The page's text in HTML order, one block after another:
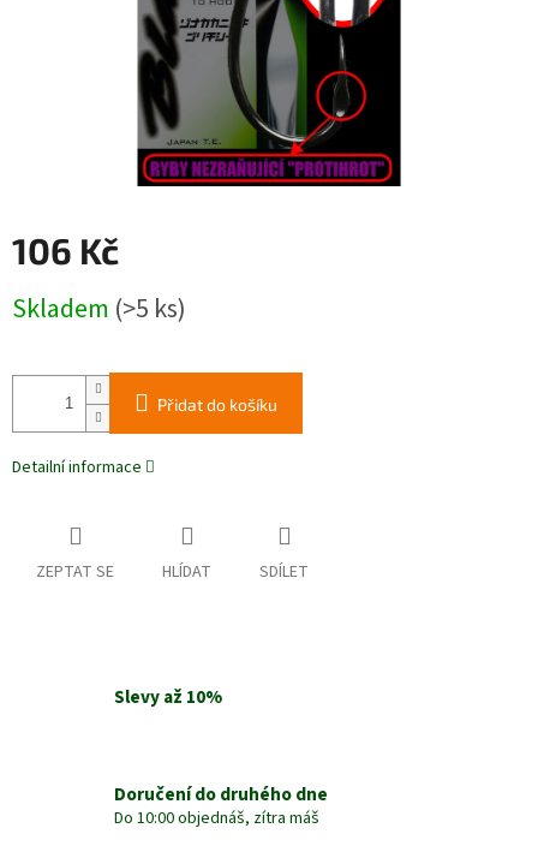
106 Kč
cena:
Skladem (>5 ks)
Přidat do košíku
Detailní informace
ZEPTAT SE HLÍDAT SDÍLET
Slevy až 10%
Doručení do druhého dne
Do 10:00 objednáš, zítra máš